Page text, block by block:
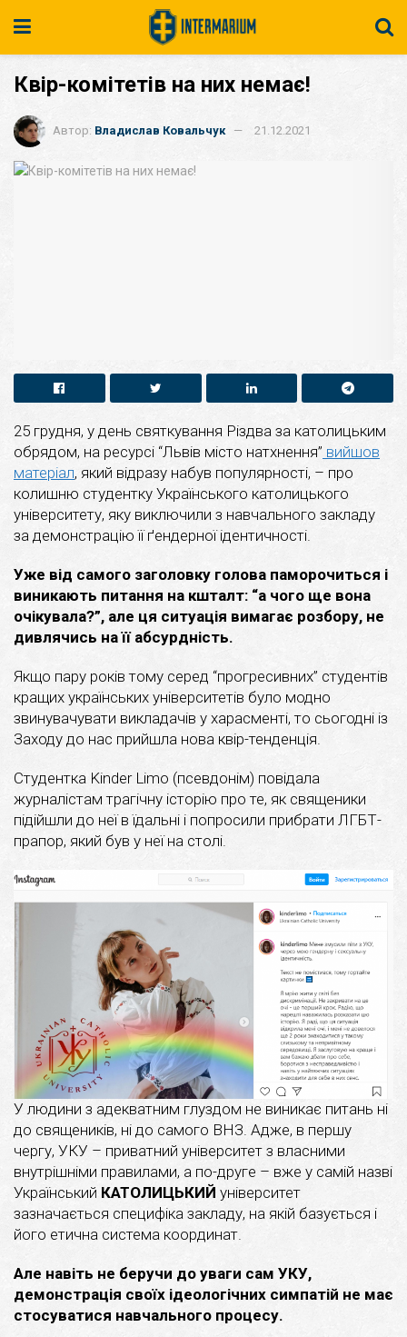
Квір-комітетів на них немає!
Автор: Владислав Ковальчук 21.12.2021
25 грудня, у день святкування Різдва за католицьким
обрядом, на ресурсі “Львів місто натхнення” вийшов
матеріал, який відразу набув популярності, – про
колишню студентку Українського католицького
університету, яку виключили з навчального закладу
за демонстрацію її ґендерної ідентичності.
Уже від самого заголовку голова паморочиться і
виникають питання на кшталт: “а чого ще вона
очікувала?”, але ця ситуація вимагає розбору, не
дивлячись на її абсурдність.
Якщо пару років тому серед “прогресивних” студентів
кращих українських університетів було модно
звинувачувати викладачів у харасменті, то сьогодні із
Заходу до нас прийшла нова квір-тенденція.
Студентка Kinder Limo (псевдонім) повідала
журналістам трагічну історію про те, як священики
підійшли до неї в їдальні і попросили прибрати ЛГБТ-
прапор, який був у неї на столі.
У людини з адекватним глуздом не виникає питань ні
до священиків, ні до самого ВНЗ. Адже, в першу
чергу, УКУ – приватний університет з власними
внутрішніми правилами, а по-друге – вже у самій назві
Український КАТОЛИЦЬКИЙ університет
зазначається специфіка закладу, на якій базується і
його етична система координат.
Але навіть не беручи до уваги сам УКУ,
демонстрація своїх ідеологічних симпатій не має
стосуватися навчального процесу.